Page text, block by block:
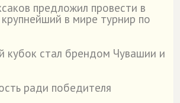
предложил провести в
в мире турнир по
кубок стал брендом Чувашии и
ради победителя